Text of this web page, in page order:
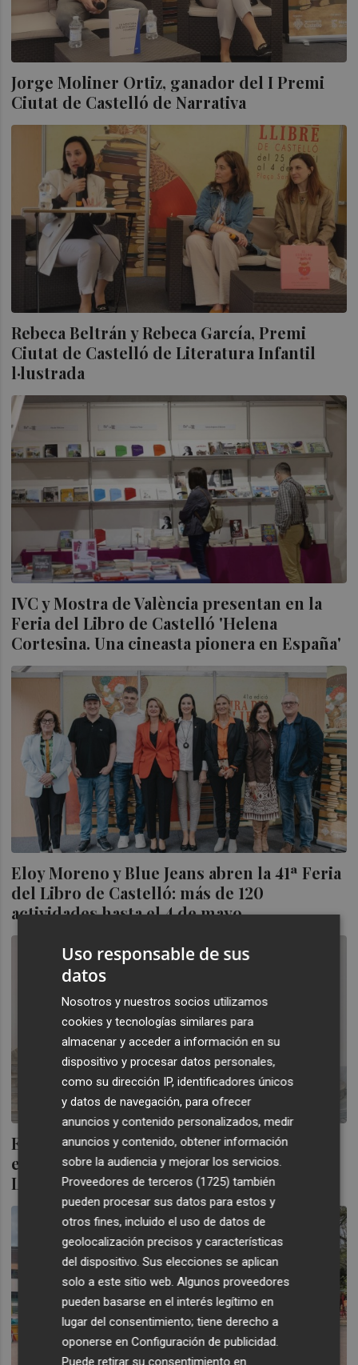
Jorge Moliner Ortiz, ganador del I Premi
Ciutat de Castelló de Narrativa
Rebeca Beltrán y Rebeca García, Premi
Ciutat de Castelló de Literatura Infantil
l·lustrada
IVC y Mostra de València presentan en la
Feria del Libro de Castelló 'Helena
Cortesina. Una cineasta pionera en España'
Eloy Moreno y Blue Jeans abren la 41ª Feria
del Libro de Castelló: más de 120
actividades hasta el 4 de mayo
Eloy Moreno, Javier Sierra o Blue Jeans,
entre los protagonistas de la 41.ª Feria del
Libro de Castelló
Uso responsable de sus
datos
Nosotros y nuestros socios utilizamos
cookies y tecnologías similares para
almacenar y acceder a información en su
dispositivo y procesar datos personales,
como su dirección IP, identificadores únicos
y datos de navegación, para ofrecer
anuncios y contenido personalizados, medir
anuncios y contenido, obtener información
sobre la audiencia y mejorar los servicios.
Proveedores de terceros (1725) también
pueden procesar sus datos para estos y
otros fines, incluido el uso de datos de
geolocalización precisos y características
del dispositivo. Sus elecciones se aplican
solo a este sitio web. Algunos proveedores
pueden basarse en el interés legítimo en
lugar del consentimiento; tiene derecho a
oponerse enConfiguración de publicidad
Puede retirar su consentimiento en